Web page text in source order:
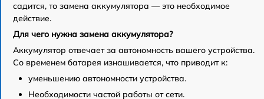
садится, то замена аккумулятора — это необходимое
действие.
Для чего нужна замена аккумулятора?
Аккумулятор отвечает за автономность вашего устройства.
Со временем батарея изнашивается, что приводит к:
уменьшению автономности устройства.
Необходимости частой работы от сети.